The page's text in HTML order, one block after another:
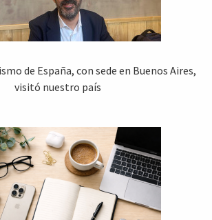
de España, con sede en Buenos Aires,
visitó nuestro país